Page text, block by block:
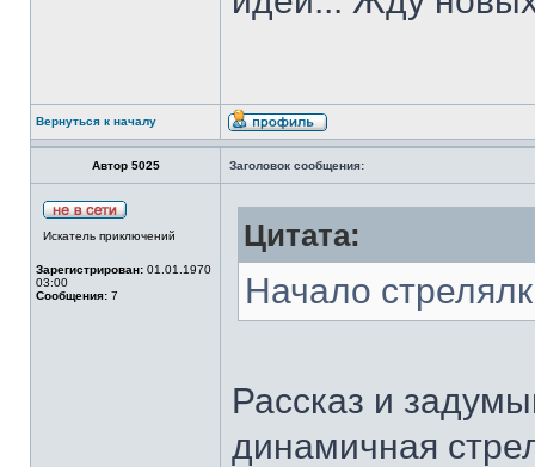
Вернуться к началу
Автор 5025 Заголовок сообщения:
Искатель приключений
Зарегистрирован: 01.01.1970
03:00
Сообщения: 7
Цитата:
Начало
Рассказ и
динамичная